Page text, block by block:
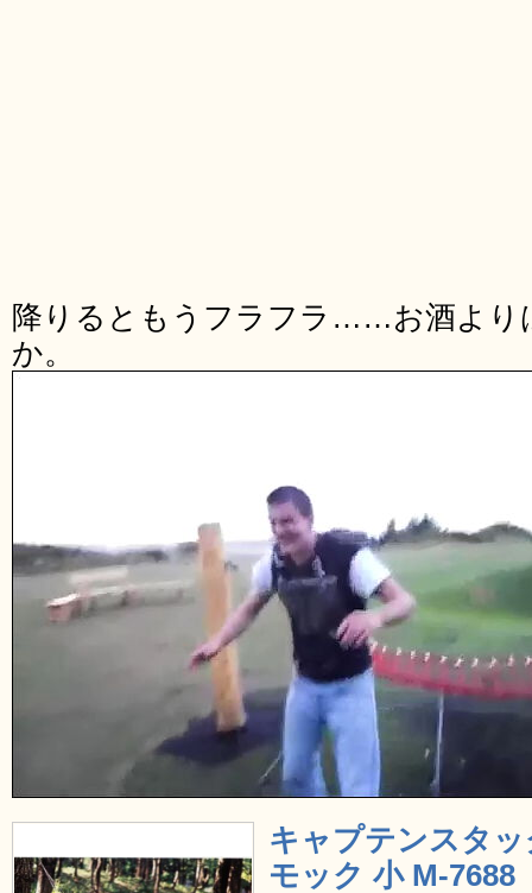
降りるともうフラフラ……お酒より
か。
キャプテンスタ
モック 小 M-7688